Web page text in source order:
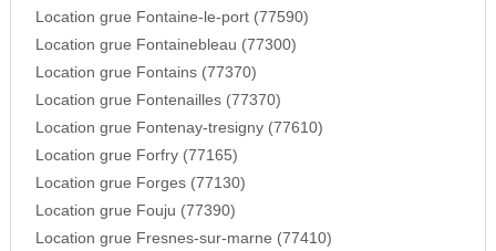
Location grue Fontaine-le-port (77590)
Location grue Fontainebleau (77300)
Location grue Fontains (77370)
Location grue Fontenailles (77370)
Location grue Fontenay-tresigny (77610)
Location grue Forfry (77165)
Location grue Forges (77130)
Location grue Fouju (77390)
Location grue Fresnes-sur-marne (77410)